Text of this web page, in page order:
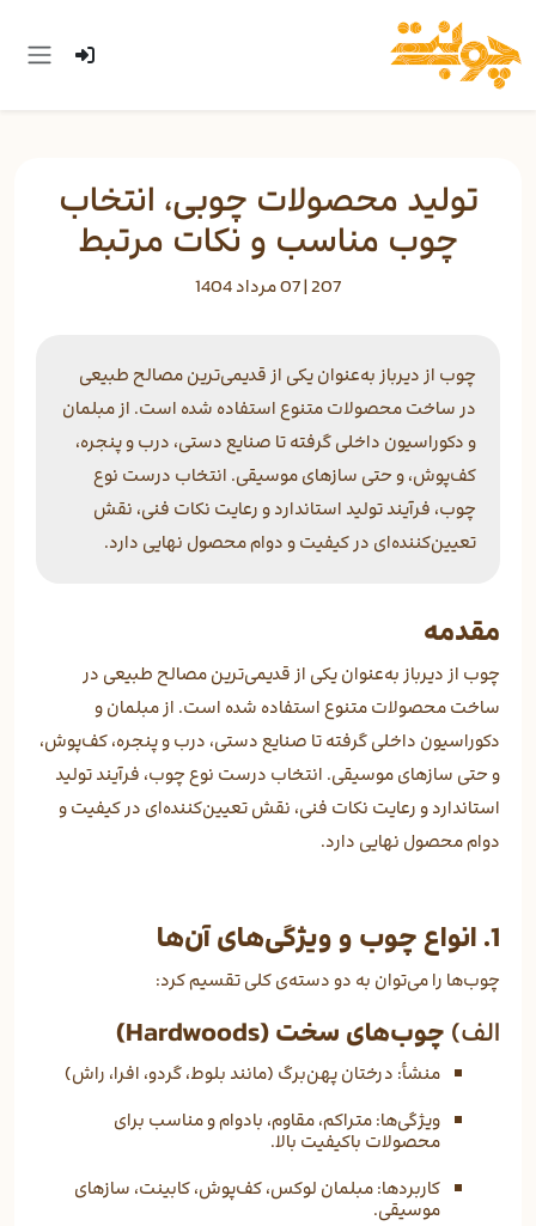
تولید محصولات چوبی، انتخاب
چوب مناسب و نکات مرتبط
207 | 07 مرداد 1404
چوب از دیرباز به‌عنوان یکی از قدیمی‌ترین مصالح طبیعی
در ساخت محصولات متنوع استفاده شده است. از مبلمان
و دکوراسیون داخلی گرفته تا صنایع دستی، درب و پنجره،
کف‌پوش، و حتی سازهای موسیقی. انتخاب درست نوع
چوب، فرآیند تولید استاندارد و رعایت نکات فنی، نقش
تعیین‌کننده‌ای در کیفیت و دوام محصول نهایی دارد.
مقدمه
چوب از دیرباز به‌عنوان یکی از قدیمی‌ترین مصالح طبیعی در
ساخت محصولات متنوع استفاده شده است. از مبلمان و
دکوراسیون داخلی گرفته تا صنایع دستی، درب و پنجره، کف‌پوش،
و حتی سازهای موسیقی. انتخاب درست نوع چوب، فرآیند تولید
استاندارد و رعایت نکات فنی، نقش تعیین‌کننده‌ای در کیفیت و
دوام محصول نهایی دارد.
1. انواع چوب و ویژگی‌های آن‌ها
چوب‌ها را می‌توان به دو دسته‌ی کلی تقسیم کرد:
الف)چوب‌های سخت (Hardwoods)
منشأ: درختان پهن‌برگ (مانند بلوط، گردو، افرا، راش)
ویژگی‌ها: متراکم، مقاوم، بادوام و مناسب برای
محصولات باکیفیت بالا.
کاربردها: مبلمان لوکس، کف‌پوش، کابینت، سازهای
موسیقی.